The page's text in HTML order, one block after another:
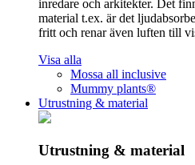
inredare och arkitekter. Det
material t.ex. är det
fritt och renar även luften till
Visa alla
Mossa all inclusive
Mummy plants®
Utrustning & material
Utrustning & material